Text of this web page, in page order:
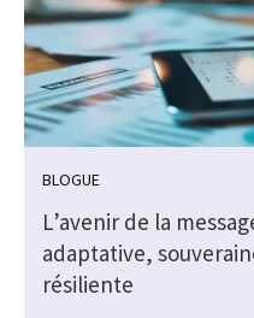
BLOGUE
L’avenir de la
adaptative,
résiliente